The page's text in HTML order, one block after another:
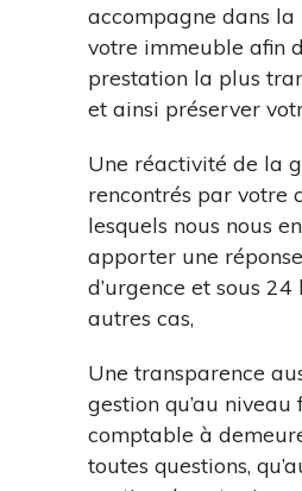
accompagne dans
votre immeuble afin
prestation la plus
et ainsi préserver
Une réactivité de la
rencontrés par votre
lesquels nous nous
apporter une
d’urgence et sous
autres cas,
Une transparence
gestion qu’au niveau
comptable à
toutes questions,